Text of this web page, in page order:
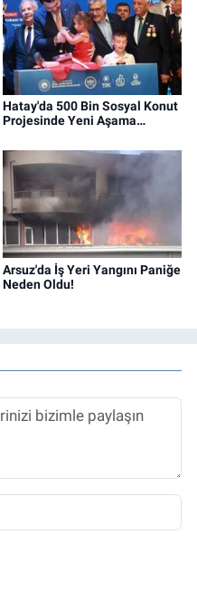
Hatay'da 500 Bin Sosyal Konut
Projesinde Yeni Aşama…
Arsuz'da İş Yeri Yangını Paniğe
Neden Oldu!